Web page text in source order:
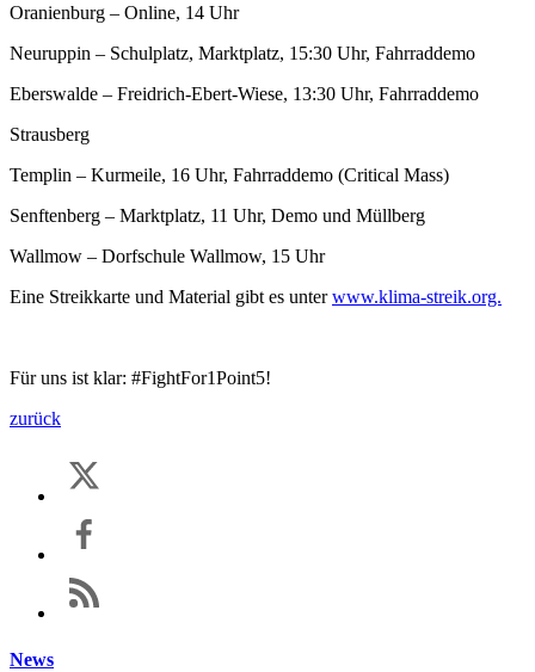
Oranienburg – Online, 14 Uhr
Neuruppin – Schulplatz, Marktplatz, 15:30 Uhr, Fahrraddemo
Eberswalde – Freidrich-Ebert-Wiese, 13:30 Uhr, Fahrraddemo
Strausberg
Templin – Kurmeile, 16 Uhr, Fahrraddemo (Critical Mass)
Senftenberg – Marktplatz, 11 Uhr, Demo und Müllberg
Wallmow – Dorfschule Wallmow, 15 Uhr
Eine Streikkarte und Material gibt es unterwww.klima-streik.org.
Für uns ist klar: #FightFor1Point5!
zurück
News